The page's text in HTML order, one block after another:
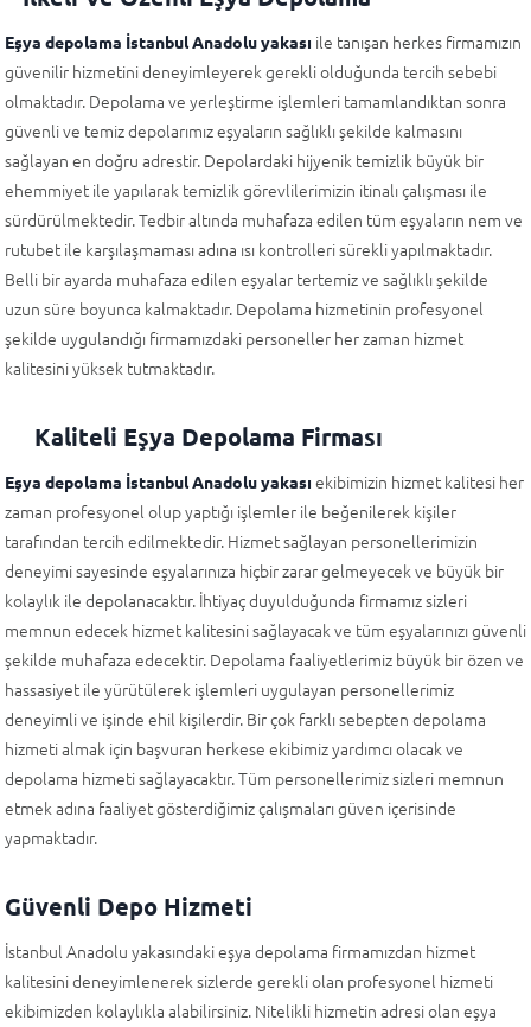
Eşya depolama İstanbul Anadolu yakası ile tanışan herkes firmamızın
güvenilir hizmetini deneyimleyerek gerekli olduğunda tercih sebebi
olmaktadır. Depolama ve yerleştirme işlemleri tamamlandıktan sonra
güvenli ve temiz depolarımız eşyaların sağlıklı şekilde kalmasını
sağlayan en doğru adrestir. Depolardaki hijyenik temizlik büyük bir
ehemmiyet ile yapılarak temizlik görevlilerimizin itinalı çalışması ile
sürdürülmektedir. Tedbir altında muhafaza edilen tüm eşyaların nem ve
rutubet ile karşılaşmaması adına ısı kontrolleri sürekli yapılmaktadır.
Belli bir ayarda muhafaza edilen eşyalar tertemiz ve sağlıklı şekilde
uzun süre boyunca kalmaktadır. Depolama hizmetinin profesyonel
şekilde uygulandığı firmamızdaki personeller her zaman hizmet
kalitesini yüksek tutmaktadır.
Kaliteli Eşya Depolama Firması
Eşya depolama İstanbul Anadolu yakası ekibimizin hizmet kalitesi her
zaman profesyonel olup yaptığı işlemler ile beğenilerek kişiler
tarafından tercih edilmektedir. Hizmet sağlayan personellerimizin
deneyimi sayesinde eşyalarınıza hiçbir zarar gelmeyecek ve büyük bir
kolaylık ile depolanacaktır. İhtiyaç duyulduğunda firmamız sizleri
memnun edecek hizmet kalitesini sağlayacak ve tüm eşyalarınızı güvenli
şekilde muhafaza edecektir. Depolama faaliyetlerimiz büyük bir özen ve
hassasiyet ile yürütülerek işlemleri uygulayan personellerimiz
deneyimli ve işinde ehil kişilerdir. Bir çok farklı sebepten depolama
hizmeti almak için başvuran herkese ekibimiz yardımcı olacak ve
depolama hizmeti sağlayacaktır. Tüm personellerimiz sizleri memnun
etmek adına faaliyet gösterdiğimiz çalışmaları güven içerisinde
yapmaktadır.
Güvenli Depo Hizmeti
İstanbul Anadolu yakasındaki eşya depolama firmamızdan hizmet
kalitesini deneyimlenerek sizlerde gerekli olan profesyonel hizmeti
ekibimizden kolaylıkla alabilirsiniz. Nitelikli hizmetin adresi olan eşya